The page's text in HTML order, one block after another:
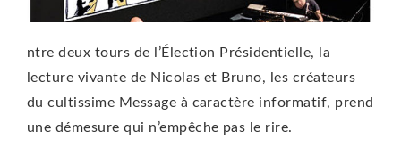
ntre deux tours de l’Élection Présidentielle, la
lecture vivante de Nicolas et Bruno, les créateurs
du cultissime Message à caractère informatif, prend
une démesure qui n’empêche pas le rire.